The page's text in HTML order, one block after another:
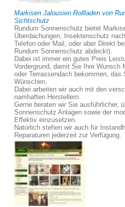
Markisen Jalousien Rollladen von
Sichtschutz
Rundum Sonnenschutz bietet
Überdachungen, Insektenschutz
Telefon oder Mail, oder aber Direkt
Rundum Sonnenschutz abdeckt).
Dabei ist immer ein gutes Preis
Vordergrund, damit Sie Ihre Wunsch
oder Terrassendach bekommen, das
Wünschen.
Dabei arbeiten wir auch mit den
namhaften Herstellern.
Gerne beraten wir Sie ausführlicher,
Sonnenschutz Anlagen sowie der
Effektiv einzusetzen.
Natürlich stehen wir auch für
Reparaturen jederzeit zur Verfügung.